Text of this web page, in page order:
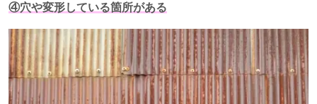
④穴や変形している箇所がある